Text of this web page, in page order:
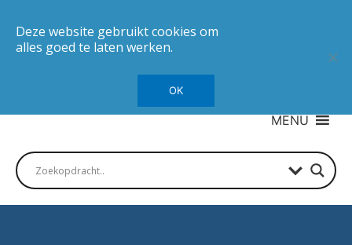
MENU
Deze website gebruikt cookies om
alles goed te laten werken.
OK